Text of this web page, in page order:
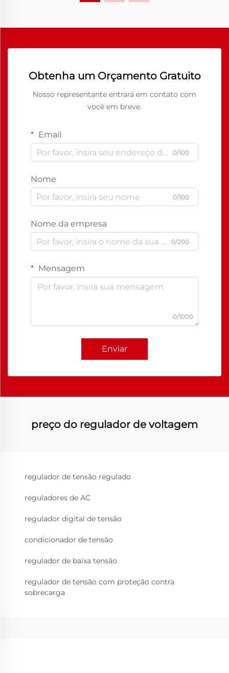
Obtenha um Orçamento Gratuito
Nosso representante entrará em contato com
você em breve.
Email
0/100
Nome
0/100
Nome da empresa
0/200
Mensagem
0/1000
Enviar
preço do regulador de voltagem
regulador de tensão regulado
reguladores de AC
regulador digital de tensão
condicionador de tensão
regulador de baixa tensão
regulador de tensão com proteção contra
sobrecarga